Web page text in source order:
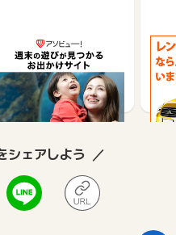
遊び予約／レジャーチケ
ット購入サイト「アソビ
ー！」
1.5%
じ
シェアしよう